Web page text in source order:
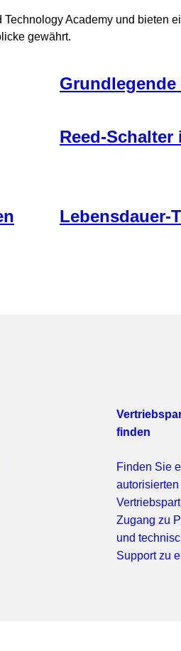
Academy und bieten
gewährt.
Grundlegende
Reed-
Lebensdauer-
finden
Finden Sie
autorisierten
Zugang zu
und
Support zu